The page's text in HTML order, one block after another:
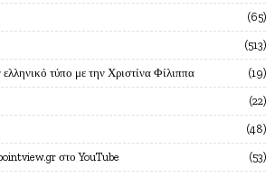
65
513
ελληνικό τύπο με την Χριστίνα Φίλιππα 19
22
48
στο YouTube 53